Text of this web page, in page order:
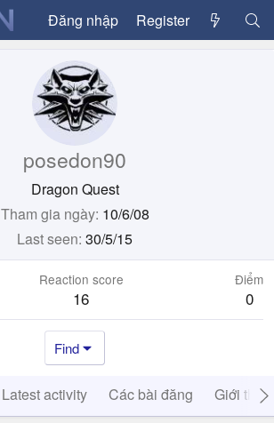
Đăng nhập Register
posedon90
Dragon Quest
Tham gia ngày 10/6/08
Last seen 30/5/15
Reaction score
16
Điểm
0
Find
Latest activity Các bài đăng Giới thiệu